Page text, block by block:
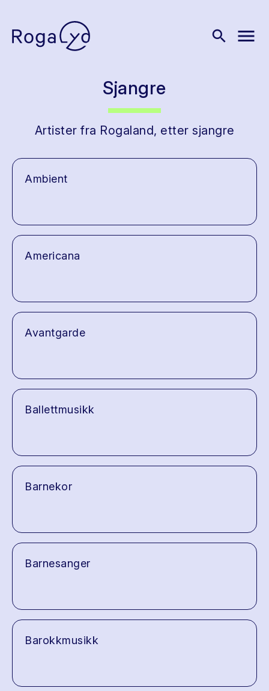
search menu
Sjangre
Artister fra Rogaland, etter sjangre
Ambient
Americana
Avantgarde
Ballettmusikk
Barnekor
Barnesanger
Barokkmusikk